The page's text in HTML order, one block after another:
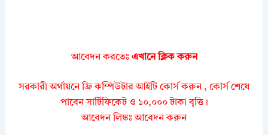
আবেদন করতেঃ এখানে ক্লিক করুন
সরকারী অর্থায়নে ফ্রি কম্পিউটার আইটি কোর্স করুন , কোর্স শেষে
পাবেন সার্টিফিকেট ও ১০,০০০ টাকা বৃত্তি।
আবেদন লিঙ্কঃ আবেদন করুন